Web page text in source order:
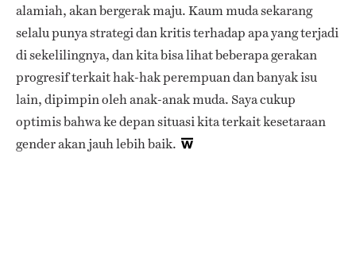
alamiah, akan bergerak maju. Kaum muda sekarang
selalu punya strategi dan kritis terhadap apa yang terjadi
di sekelilingnya, dan kita bisa lihat beberapa gerakan
progresif terkait hak-hak perempuan dan banyak isu
lain, dipimpin oleh anak-anak muda. Saya cukup
optimis bahwa ke depan situasi kita terkait kesetaraan
gender akan jauh lebih baik.